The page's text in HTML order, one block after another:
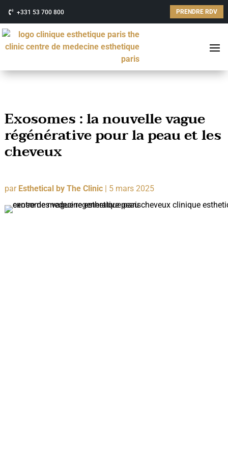
+331 53 700 800 PRENDRE RDV
Exosomes : la nouvelle vague
régénérative pour la peau et les
cheveux
par Esthetical by The Clinic| 5 mars 2025